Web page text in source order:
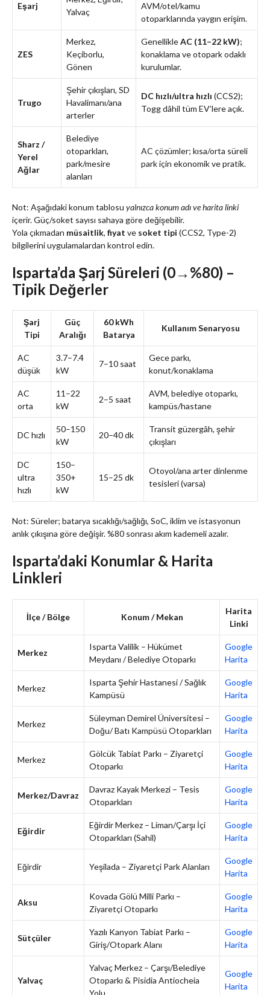
Eşarj
Yalvaç
AVM/otel/kamu
otoparklarında yaygın erişim.
ZES
Merkez,
Keçiborlu,
Gönen
GenellikleAC (11–22 kW);
konaklama ve otopark odaklı
kurulumlar.
Trugo
Şehir çıkışları, SD
Havalimanı/ana
arterler
DC hızlı/ultra hızlı (CCS2);
Togg dâhil tüm EV’lere açık.
Sharz /
Yerel
Ağlar
Belediye
otoparkları,
park/mesire
alanları
AC çözümler; kısa/orta süreli
park için ekonomik ve pratik.
Not: Aşağıdaki konum tablosu yalnızca konum adı ve harita linki
içerir. Güç/soket sayısı sahaya göre değişebilir.
Yola çıkmadan müsaitlik, fiyat ve soket tipi (CCS2, Type-2)
bilgilerini uygulamalardan kontrol edin.
Isparta’da Şarj Süreleri (0→%80) –
Tipik Değerler
Şarj
Tipi
Güç
Aralığı
60 kWh
Batarya
Kullanım Senaryosu
AC
düşük
3.7–7.4
kW
7–10 saat
Gece parkı,
konut/konaklama
AC
orta
11–22
kW
2–5 saat
AVM, belediye otoparkı,
kampüs/hastane
DC hızlı
50–150
kW
20–40 dk
Transit güzergâh, şehir
çıkışları
DC
ultra
hızlı
150–
350+
kW
15–25 dk
Otoyol/ana arter dinlenme
tesisleri (varsa)
Not: Süreler; batarya sıcaklığı/sağlığı, SoC, iklim ve istasyonun
anlık çıkışına göre değişir. %80 sonrası akım kademeli azalır.
Isparta’daki Konumlar & Harita
Linkleri
İlçe / Bölge Konum / Mekan
Harita
Linki
Merkez
Isparta Valilik – Hükümet
Meydanı / Belediye Otoparkı
Google
Harita
Merkez
Isparta Şehir Hastanesi / Sağlık
Kampüsü
Google
Harita
Merkez
Süleyman Demirel Üniversitesi –
Doğu/ Batı Kampüsü Otoparkları
Google
Harita
Merkez
Gölcük Tabiat Parkı – Ziyaretçi
Otoparkı
Google
Harita
Merkez/Davraz
Davraz Kayak Merkezi – Tesis
Otoparkları
Google
Harita
Eğirdir
Eğirdir Merkez – Liman/Çarşı İçi
Otoparkları (Sahil)
Google
Harita
Eğirdir Yeşilada – Ziyaretçi Park Alanları
Google
Harita
Aksu
Kovada Gölü Milli Parkı –
Ziyaretçi Otoparkı
Google
Harita
Sütçüler
Yazılı Kanyon Tabiat Parkı –
Giriş/Otopark Alanı
Google
Harita
Yalvaç
Yalvaç Merkez – Çarşı/Belediye
Otoparkı & Pisidia Antiocheia
Yolu
Google
Harita